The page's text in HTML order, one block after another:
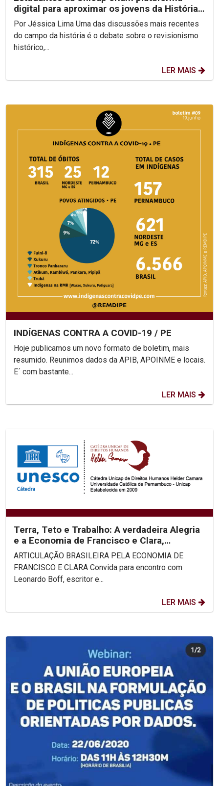
digital para aproximar os jovens da História
do Brasil
Por Jéssica Lima Uma das discussões mais recentes
do campo da história é o debate sobre o revisionismo
histórico,...
LER MAIS
INDÍGENAS CONTRA A COVID-19 / PE
Hoje publicamos um novo formato de boletim, mais
resumido. Reunimos dados da APIB, APOINME e locais.
E´ com bastante...
LER MAIS
Terra, Teto e Trabalho: A verdadeira Alegria
e a Economia de Francisco e Clara,
Leornado Boff
ARTICULAÇÃO BRASILEIRA PELA ECONOMIA DE
FRANCISCO E CLARA Convida para encontro com
Leonardo Boff, escritor e...
LER MAIS